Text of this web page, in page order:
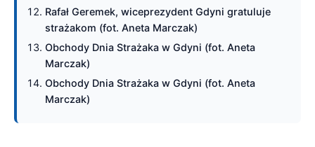
Rafał Geremek, wiceprezydent Gdyni gratuluje
strażakom (fot. Aneta Marczak)
Obchody Dnia Strażaka w Gdyni (fot. Aneta
Marczak)
Obchody Dnia Strażaka w Gdyni (fot. Aneta
Marczak)